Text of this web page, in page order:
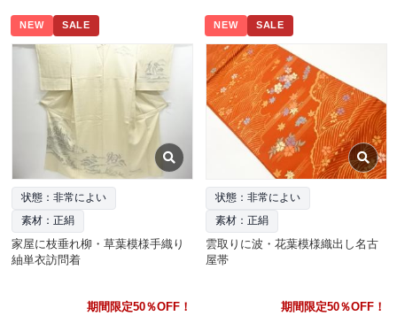
NEW SALE
状態：非常によい
素材：正絹
家屋に枝垂れ柳・草葉模様手織り
紬単衣訪問着
期間限定50％OFF！
NEW SALE
状態：非常によい
素材：正絹
雲取りに波・花葉模様織出し名古
屋帯
期間限定50％OFF！